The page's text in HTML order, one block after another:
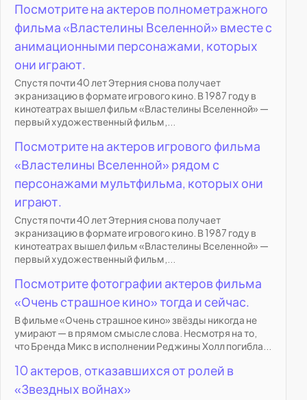
Посмотрите на актеров полнометражного
фильма «Властелины Вселенной» вместе с
анимационными персонажами, которых
они играют.
Спустя почти 40 лет Этерния снова получает
экранизацию в формате игрового кино. В 1987 году в
кинотеатрах вышел фильм «Властелины Вселенной» —
первый художественный фильм,...
Посмотрите на актеров игрового фильма
«Властелины Вселенной» рядом с
персонажами мультфильма, которых они
играют.
Спустя почти 40 лет Этерния снова получает
экранизацию в формате игрового кино. В 1987 году в
кинотеатрах вышел фильм «Властелины Вселенной» —
первый художественный фильм,...
Посмотрите фотографии актеров фильма
«Очень страшное кино» тогда и сейчас.
В фильме «Очень страшное кино» звёзды никогда не
умирают — в прямом смысле слова. Несмотря на то,
что Бренда Микс в исполнении Реджины Холл погибла...
10 актеров, отказавшихся от ролей в
«Звездных войнах»